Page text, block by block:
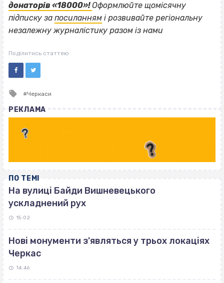
донаторів «18000»!Оформлюйте щомісячну
підписку за посиланням і розвивайте регіональну
незалежну журналістику разом із нами
Поділитись статтею
Tagged
Черкаси
РЕКЛАМА
ПО ТЕМІ
На вулиці Байди Вишневецького
ускладнений рух
15:02
Нові монументи з'являться у трьох локаціях
Черкас
14:46